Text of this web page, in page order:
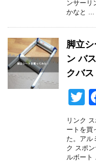
ンサーリ
かなと ...
脚立
ン バ
クバス
T
tt
リンク
ートを買
た。アル
ク スポ
ルボート